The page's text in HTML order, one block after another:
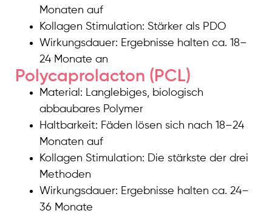
Monaten auf
Kollagen Stimulation: Stärker als PDO
Wirkungsdauer: Ergebnisse halten ca. 18–
24 Monate an
Polycaprolacton (PCL)
Material: Langlebiges, biologisch
abbaubares Polymer
Haltbarkeit: Fäden lösen sich nach 18–24
Monaten auf
Kollagen Stimulation: Die stärkste der drei
Methoden
Wirkungsdauer: Ergebnisse halten ca. 24–
36 Monate